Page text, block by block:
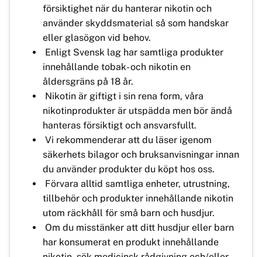
försiktighet när du hanterar nikotin och
använder skyddsmaterial så som handskar
eller glasögon vid behov.
Enligt Svensk lag har samtliga produkter
innehållande tobak- och nikotin en
åldersgräns på 18 år.
Nikotin är giftigt i sin rena form, våra
nikotinprodukter är utspädda men bör ändå
hanteras försiktigt och ansvarsfullt.
Vi rekommenderar att du läser igenom
säkerhets bilagor och bruksanvisningar innan
du använder produkter du köpt hos oss.
Förvara alltid samtliga enheter, utrustning,
tillbehör och produkter innehållande nikotin
utom räckhåll för små barn och husdjur.
Om du misstänker att ditt husdjur eller barn
har konsumerat en produkt innehållande